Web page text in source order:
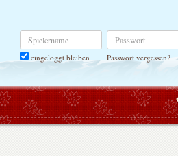
Spielername
eingeloggt bleiben
Passwort
Passwort vergessen?